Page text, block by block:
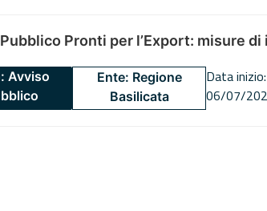
Pronti per l’Export: misure
Avviso
Ente: Regione
Basilicata
Data inizio:
06/07/